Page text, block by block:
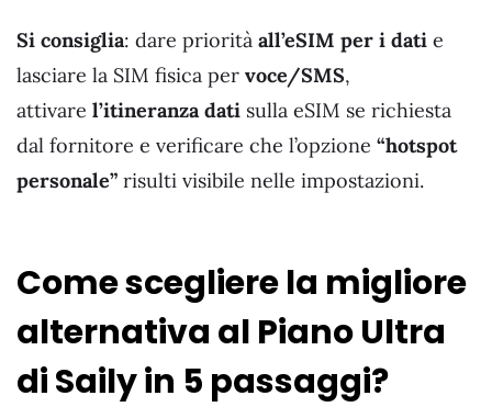
Si consiglia: dare priorità all’eSIM per i dati e
lasciare la SIM fisica per voce/SMS,
attivare l’itineranza dati sulla eSIM se richiesta
dal fornitore e verificare che l’opzione “hotspot
personale” risulti visibile nelle impostazioni.
Come scegliere la migliore
alternativa al Piano Ultra
di Saily in 5 passaggi?